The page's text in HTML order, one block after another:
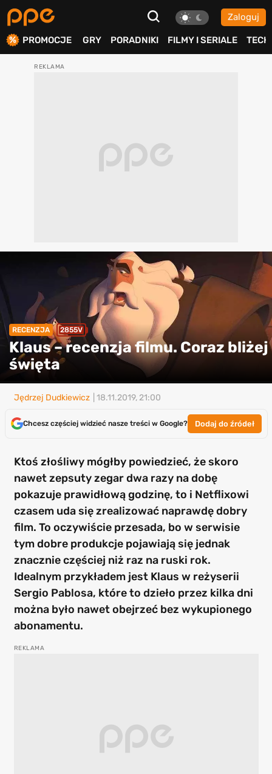
Zaloguj
PROMOCJE GRY PORADNIKI FILMY I SERIALE TECH
RECENZJA 2855V
Klaus – recenzja filmu. Coraz bliżej
święta
Jędrzej Dudkiewicz | 18.11.2019, 21:00
Chcesz częściej widzieć nasze treści w Google? Dodaj do źródeł
Ktoś złośliwy mógłby powiedzieć, że skoro
nawet zepsuty zegar dwa razy na dobę
pokazuje prawidłową godzinę, to i Netflixowi
czasem uda się zrealizować naprawdę dobry
film. To oczywiście przesada, bo w serwisie
tym dobre produkcje pojawiają się jednak
znacznie częściej niż raz na ruski rok.
Idealnym przykładem jest Klaus w reżyserii
Sergio Pablosa, które to dzieło przez kilka dni
można było nawet obejrzeć bez wykupionego
abonamentu.